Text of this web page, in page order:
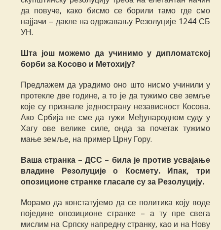
да повуче, како бисмо се борили тамо где смо
најјачи – дакле на одржавању Резолуције 1244 СБ
УН.
Шта још можемо да учинимо у дипломатској
борби за Косово и Метохију?
Предлажем да урадимо оно што нисмо учинили у
протекле две године, а то је да тужимо све земље
које су признале једнострану независност Косова.
Ако Србија не сме да тужи Међународном суду у
Хагу ове велике силе, онда за почетак тужимо
мање земље, на пример Црну Гору.
Ваша странка – ДСС – била је против усвајање
владине Резолуције о Космету. Ипак, три
опозиционе странке гласале су за Резолуцију.
Морамо да констатујемо да се политика коју воде
поједине опозиционе странке – а ту пре свега
мислим на Српску напредну странку, као и на Нову